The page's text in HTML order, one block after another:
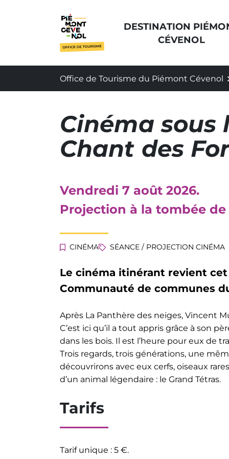
DESTINATION
CÉVENOL
Office de Tourisme du Piémont Cévenol
Cinéma sous
Chant des
Vendredi 7 août 2026.
Projection à la tombée
CINÉMA SÉANCE / PROJECTION CINÉMA
Le cinéma itinérant revient
Communauté de communes
Après La Panthère des neiges, Vincent
C’est ici qu’il a tout appris grâce à son
dans les bois. Il est l’heure pour eux de
Trois regards, trois générations, une
découvrirons avec eux cerfs, oiseaux
d’un animal légendaire : le Grand Tétras.
Tarifs
Tarif unique : 5 €.